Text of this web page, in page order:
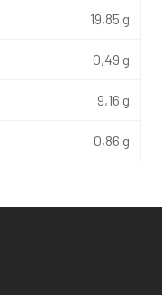
19,85 g
0,49 g
9,16 g
0,86 g